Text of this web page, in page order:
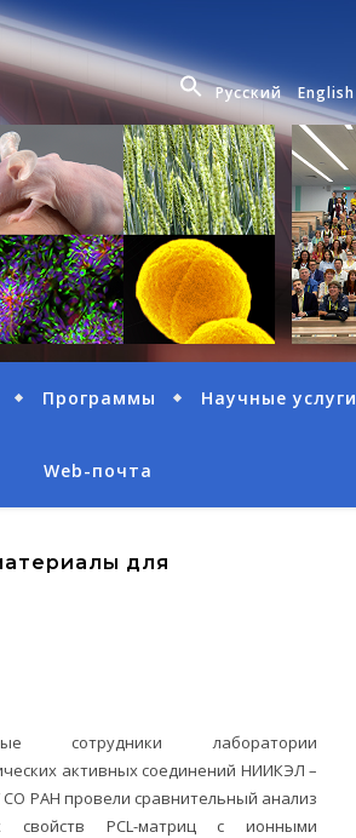
Русский English
Программы Научные услуги
Web-почта
для
сотрудники лаборатории
активных соединений НИИКЭЛ –
РАН провели сравнительный анализ
свойств PCL-матриц с ионными